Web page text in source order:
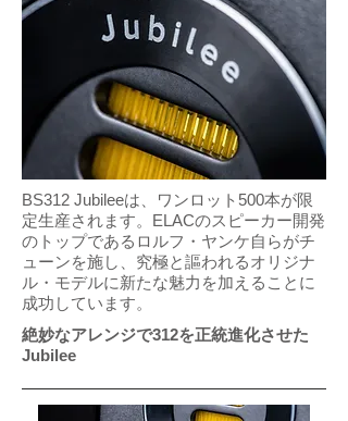
BS312 Jubileeは、ワンロット500本が限
定生産されます。ELACのスピーカー開発
のトップであるロルフ・ヤンケ自らがチ
ューンを施し、究極と謳われるオリジナ
ル・モデルに新たな魅力を加えることに
成功しています。
絶妙なアレンジで312を正統進化させた
Jubilee